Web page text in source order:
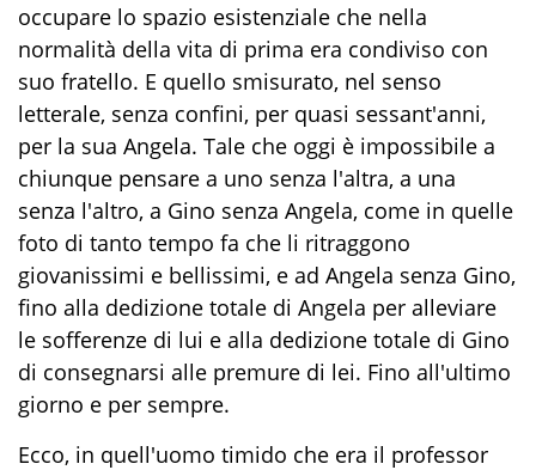
occupare lo spazio esistenziale che nella
normalità della vita di prima era condiviso con
suo fratello. E quello smisurato, nel senso
letterale, senza confini, per quasi sessant'anni,
per la sua Angela. Tale che oggi è impossibile a
chiunque pensare a uno senza l'altra, a una
senza l'altro, a Gino senza Angela, come in quelle
foto di tanto tempo fa che li ritraggono
giovanissimi e bellissimi, e ad Angela senza Gino,
fino alla dedizione totale di Angela per alleviare
le sofferenze di lui e alla dedizione totale di Gino
di consegnarsi alle premure di lei. Fino all'ultimo
giorno e per sempre.
Ecco, in quell'uomo timido che era il professor